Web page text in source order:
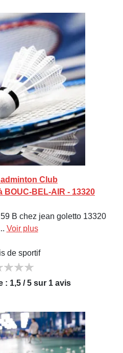
Club
BEL-AIR - 13320
B chez jean goletto 13320
Voir plus
de sportif
: 1,5 / 5 sur 1 avis